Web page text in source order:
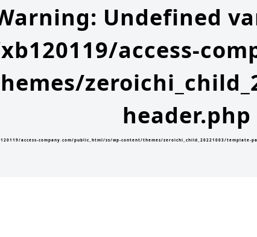
: Undefined
access-
header.php
access-company.com/public_html/ss/wp-content/themes/zeroichi_child_20221003/template-